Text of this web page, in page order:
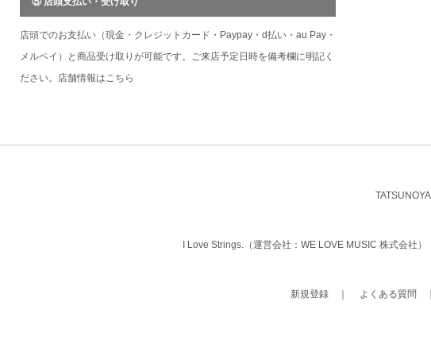
店頭でのお支払い（現金・クレジットカード・Paypay・d払い・au Pay・
メルペイ）と商品受け取りが可能です。ご来店予定日時を備考欄に明記く
ださい。店舗情報は こちら
I Love Strings.（運営会社：WE LOVE MUSIC 株式会社）
新規登録 ｜ よくある質問